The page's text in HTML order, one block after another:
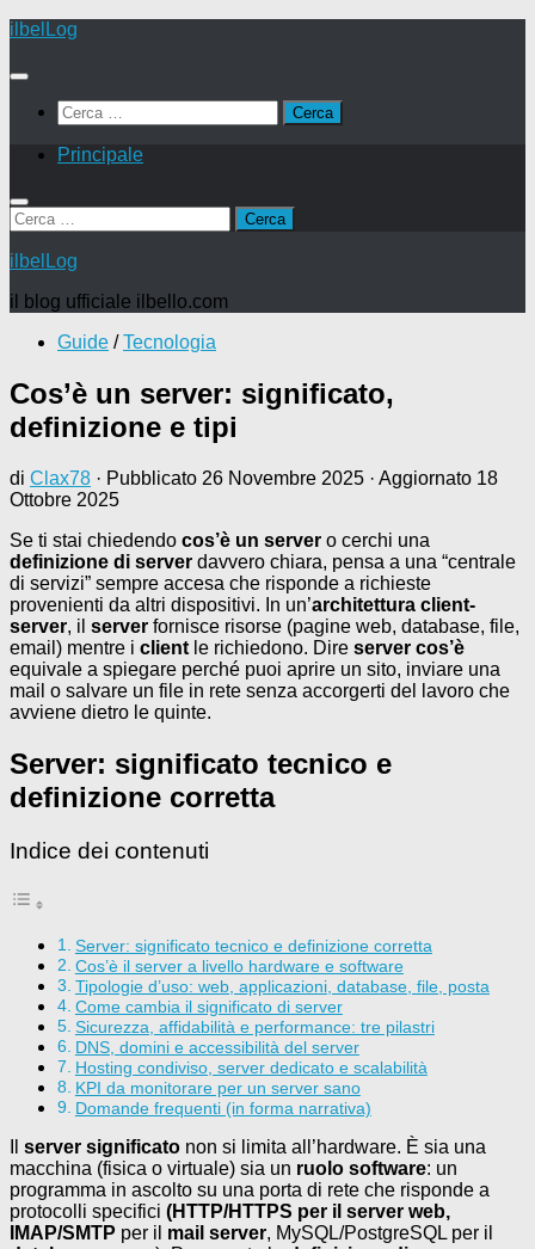
Salta
contenuto
ilbelLog
Ricerca
per:
Principale
Ricerca
per:
ilbelLog
il blog ufficiale ilbello.com
Guide / Tecnologia
Cos’è un server: significato,
definizione e tipi
di Clax78 · Pubblicato 26 Novembre 2025 · Aggiornato 18
Ottobre 2025
Se ti stai chiedendo cos’è un server o cerchi una
definizione di server davvero chiara, pensa a una “centrale
di servizi” sempre accesa che risponde a richieste
provenienti da altri dispositivi. In un’architettura client-
server, il server fornisce risorse (pagine web, database, file,
email) mentre i client le richiedono. Dire server cos’è
equivale a spiegare perché puoi aprire un sito, inviare una
mail o salvare un file in rete senza accorgerti del lavoro che
avviene dietro le quinte.
Server: significato tecnico e
definizione corretta
Indice dei contenuti
Server: significato tecnico e definizione corretta
Cos’è il server a livello hardware e software
Tipologie d’uso: web, applicazioni, database, file, posta
Come cambia il significato di server
Sicurezza, affidabilità e performance: tre pilastri
DNS, domini e accessibilità del server
Hosting condiviso, server dedicato e scalabilità
KPI da monitorare per un server sano
Domande frequenti (in forma narrativa)
server significato non si limita all’hardware. È sia una
macchina (fisica o virtuale) sia un ruolo software: un
programma in ascolto su una porta di rete che risponde a
protocolli specifici (HTTP/HTTPS per il server web,
IMAP/SMTP per il mail server, MySQL/PostgreSQL per il